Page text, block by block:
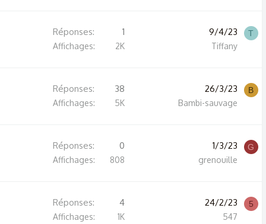
Réponses 1
Affichages 2K
9/4/23
Tiffany
T
Réponses 38
Affichages 5K
26/3/23
Bambi-sauvage
B
Réponses 0
Affichages 808
1/3/23
grenouille
G
Réponses 4
Affichages 1K
24/2/23
547
5